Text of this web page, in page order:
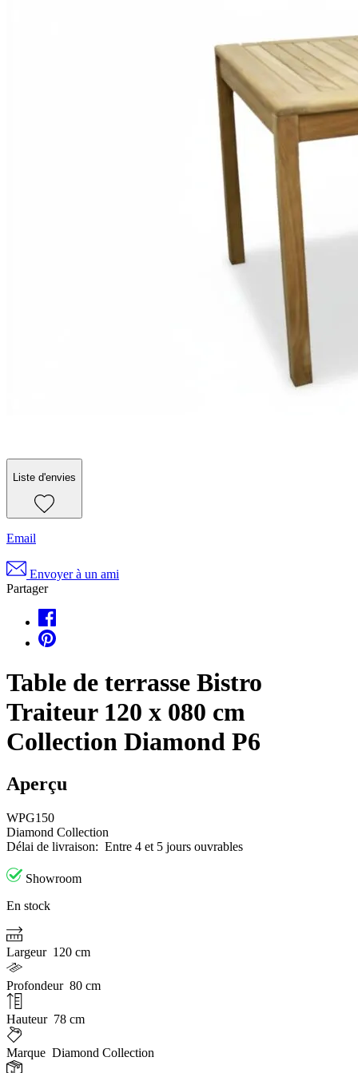
Liste d'envies
Email
Envoyer à un ami
Partager
Table de terrasse Bistro
Traiteur 120 x 080 cm
Collection Diamond P6
Aperçu
WPG150
Diamond Collection
Délai de livraison: Entre 4 et 5 jours ouvrables
Showroom
En stock
Largeur 120 cm
Profondeur 80 cm
Hauteur 78 cm
Marque Diamond Collection